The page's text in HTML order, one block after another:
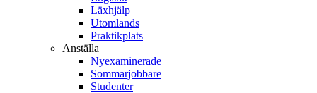
Läxhjälp
Utomlands
Praktikplats
Anställa
Nyexaminerade
Sommarjobbare
Studenter